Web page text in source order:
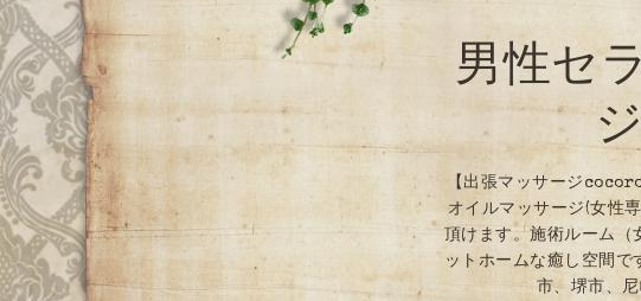
男性セ
【出張マッサージ
オイルマッサージ(女性
頂けます。施術ルーム（
ットホームな癒し空間
市、堺市、